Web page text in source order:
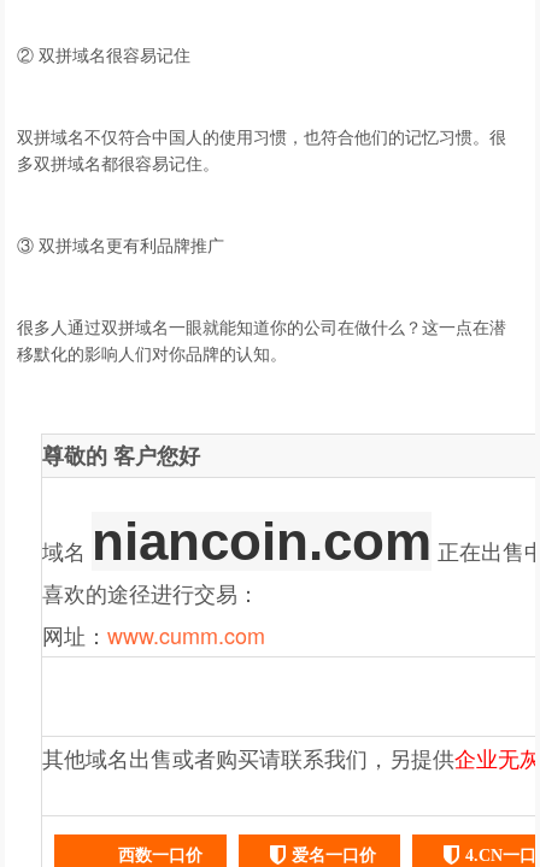
② 双拼域名很容易记住
双拼域名不仅符合中国人的使用习惯，也符合他们的记忆习惯。很
多双拼域名都很容易记住。
③ 双拼域名更有利品牌推广
很多人通过双拼域名一眼就能知道你的公司在做什么？这一点在潜
移默化的影响人们对你品牌的认知。
尊敬的客户您好
域名 niancoin.com 正在出售
喜欢的途径进行交易：
网址：www.cumm.com
其他域名出售或者购买请联系我们，另提供企业无
西数一口价 爱名一口价 4.CN一口